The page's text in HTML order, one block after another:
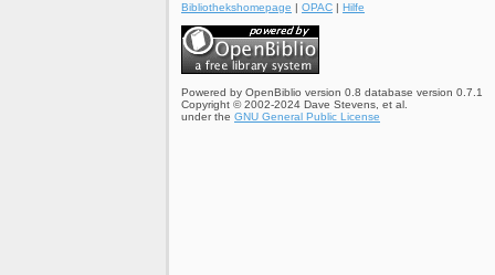
Bibliothekshomepage OPAC Hilfe
Powered by OpenBiblio version 0.8 database version 0.7.1
Copyright © 2002-2024 Dave Stevens, et al.
under the GNU General Public License